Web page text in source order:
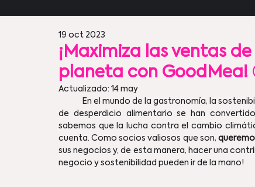
Comunidad Cocina sostenible
¡Maximiza las ventas
planeta con GoodMea!
19 oct 2023
Actualizado: 14 may
de desperdicio alimentario se han
sabemos que la lucha contra el cambio
cuenta. Como socios valiosos que son,
sus negocios y, de esta manera, hacer una
negocio y sostenibilidad pueden ir de la mano!